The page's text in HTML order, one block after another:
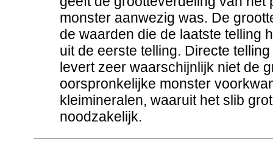
monster aanwezig was. De
de waarden die de laatste telling
uit de eerste telling. Directe
levert zeer waarschijnlijk niet de
oorspronkelijke monster
kleimineralen, waaruit het slib
noodzakelijk.